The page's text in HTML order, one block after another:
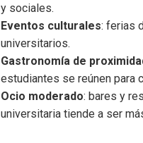
y sociales.
Eventos culturales: ferias
universitarios.
Gastronomía de
estudiantes se reúnen para
Ocio moderado: bares y
universitaria tiende a ser